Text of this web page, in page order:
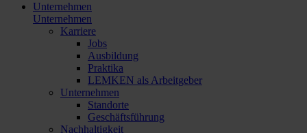
Unternehmen
Unternehmen
Karriere
Jobs
Ausbildung
Praktika
LEMKEN als Arbeitgeber
Unternehmen
Standorte
Geschäftsführung
Nachhaltigkeit